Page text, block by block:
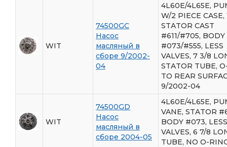
WIT
74500GC
Насос
масляный в
сборе 9/2002-
04
4L60E/4L65E,
W/2 PIECE CASE,
STATOR CAST
#611/#705, BODY
#073/#555, LESS
VALVES, 7 3/8
STATOR TUBE,
TO REAR
9/2002-04
WIT
74500GD
Насос
масляный в
сборе 2004-05
4L60E/4L65E,
VANE, STATOR
BODY #073, LESS
VALVES, 6 7/8
TUBE, NO O-